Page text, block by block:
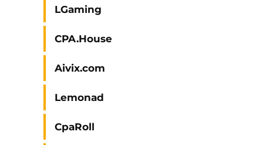
LGaming
CPA.House
Aivix.com
Lemonad
CpaRoll